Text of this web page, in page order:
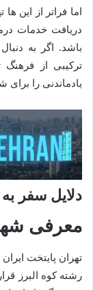
اما فراتر از این
دریافت خدمات
باشد. اگر به
ترکیبی از فرهنگ
یادماندنی را برای
دلایل سفر
معرفی
تهران پایتخت
رشته کوه البرز